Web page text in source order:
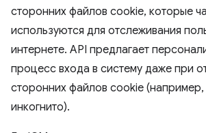
сторонних файлов cookie, которые
используются для отслеживания
интернете. API предлагает
процесс входа в систему даже при
сторонних файлов cookie
инкогнито).